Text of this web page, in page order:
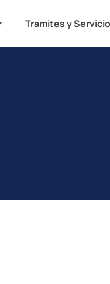
Tramites y